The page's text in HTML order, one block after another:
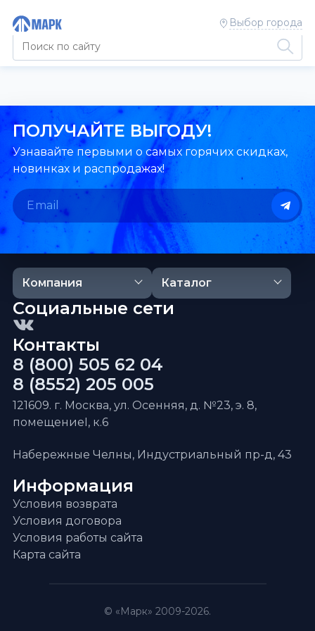
Выбор города
ПОЛУЧАЙТЕ ВЫГОДУ!
Узнавайте первыми о самых горячих скидках,
новинках и распродажах!
Компания Каталог
Информация
Условия возврата
Условия договора
Условия работы сайта
Карта сайта
Контакты
8 (800) 505 62 04
8 (8552) 205 005
121609. г. Москва, ул. Осенняя, д. №23, э. 8,
помещениеI, к.6
Набережные Челны, Индустриальный пр-д, 43
Социальные сети
© «Марк» 2009-2026.